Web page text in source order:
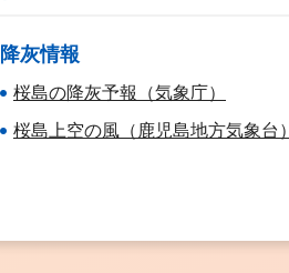
降灰情報
桜島の降灰予報（気象庁）
桜島上空の風（鹿児島地方気象台）